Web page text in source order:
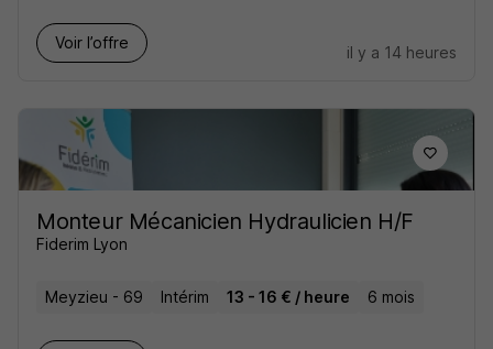
Voir l’offre
il y a 14 heures
Monteur Mécanicien Hydraulicien H/F
Fiderim Lyon
Meyzieu - 69 Intérim 13 - 16 € / heure 6 mois